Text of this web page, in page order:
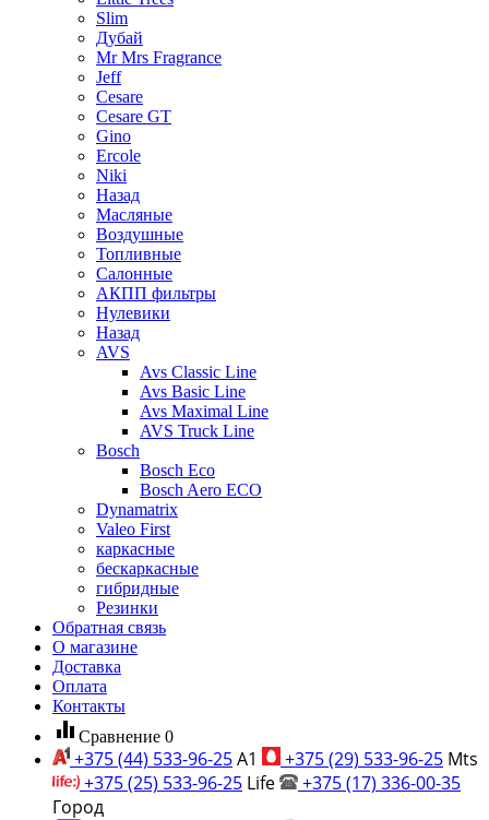
Slim
Дубай
Mr Mrs Fragrance
Jeff
Cesare
Cesare GT
Gino
Ercole
Niki
Назад
Масляные
Воздушные
Топливные
Салонные
АКПП фильтры
Нулевики
Назад
AVS
Avs Classic Line
Avs Basic Line
Avs Maximal Line
AVS Truck Line
Bosch
Bosch Eco
Bosch Aero ECO
Dynamatrix
Valeo First
каркасные
бескаркасные
гибридные
Резинки
Обратная связь
О магазине
Доставка
Оплата
Контакты
equalizer Сравнение 0
+375 (44) 533-96-25A1 +375 (29) 533-96-25 Mts
+375 (25) 533-96-25 Life
+375 (17) 336-00-35
Город